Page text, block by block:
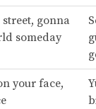
gonna
someday
your face,